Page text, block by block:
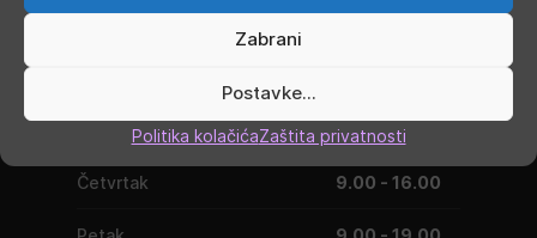
Zabrani
Postavke...
Politika kolačićaZaštita privatnosti
Srijeda 9.00 - 16.00
Četvrtak 9.00 - 16.00